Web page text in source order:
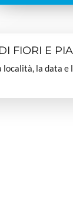
FIORI E
la data e